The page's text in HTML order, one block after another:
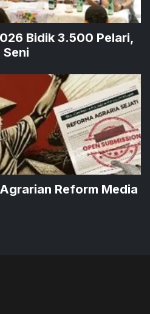
Bidik 3.500 Pelari,
Reform Media